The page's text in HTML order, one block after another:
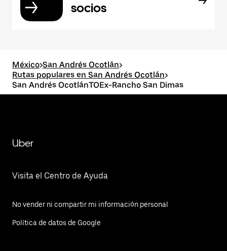
socios
México>San Andrés Ocotlán>
Rutas populares en San Andrés Ocotlán>
San Andrés OcotlánTOEx-Rancho San Dimas
Uber
Visita el Centro de Ayuda
No vender ni compartir mi información personal
Política de datos de Google